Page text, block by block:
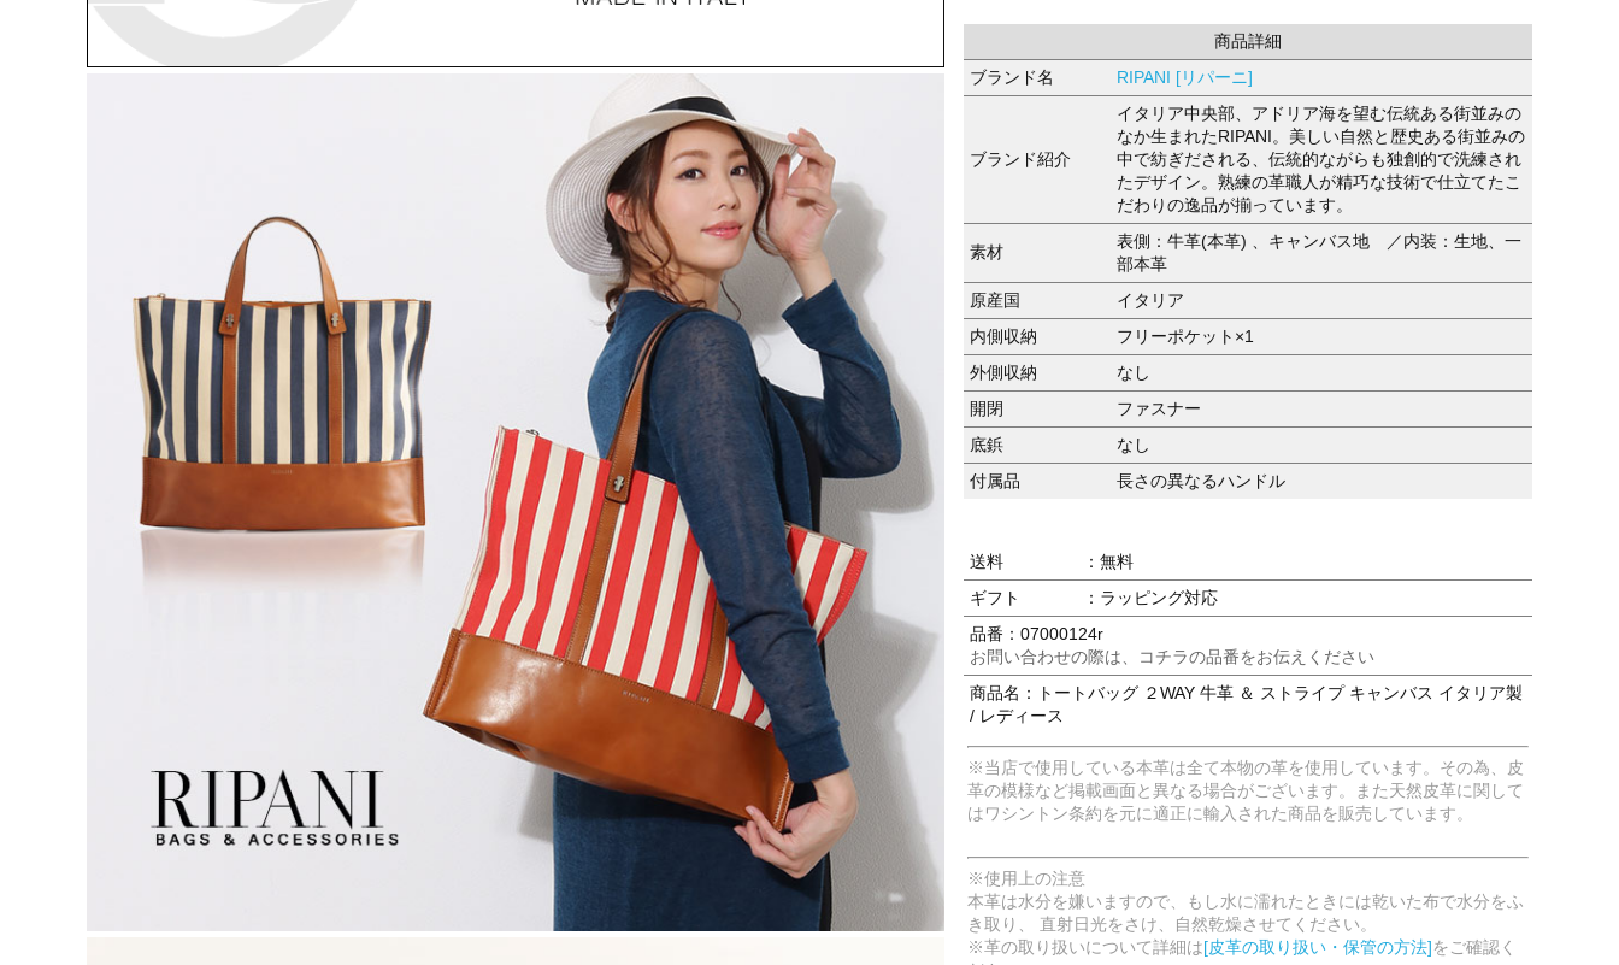
商品詳細
ブランド名
RIPANI [リパーニ]
ブランド紹介
イタリア中央部、アドリア海を望む伝統ある街並みの
なか生まれたRIPANI。美しい自然と歴史ある街並みの
中で紡ぎだされる、伝統的ながらも独創的で洗練され
たデザイン。熟練の革職人が精巧な技術で仕立てたこ
だわりの逸品が揃っています。
素材
表側：牛革(本革) 、キャンバス地 ／内装：生地、一
部本革
原産国
イタリア
内側収納
フリーポケット×1
外側収納
なし
開閉
ファスナー
底鋲
なし
付属品
長さの異なるハンドル
送料
：無料
ギフト
：ラッピング対応
品番：07000124r
お問い合わせの際は、コチラの品番をお伝えください
商品名：トートバッグ ２WAY 牛革 ＆ ストライプ キャンバス イタリア製
/ レディース
※当店で使用している本革は全て本物の革を使用しています。その為、皮
革の模様など掲載画面と異なる場合がございます。また天然皮革に関して
はワシントン条約を元に適正に輸入された商品を販売しています。
※使用上の注意
本革は水分を嫌いますので、もし水に濡れたときには乾いた布で水分をふ
き取り、 直射日光をさけ、自然乾燥させてください。
※革の取り扱いについて詳細は[皮革の取り扱い・保管の方法]をご確認く